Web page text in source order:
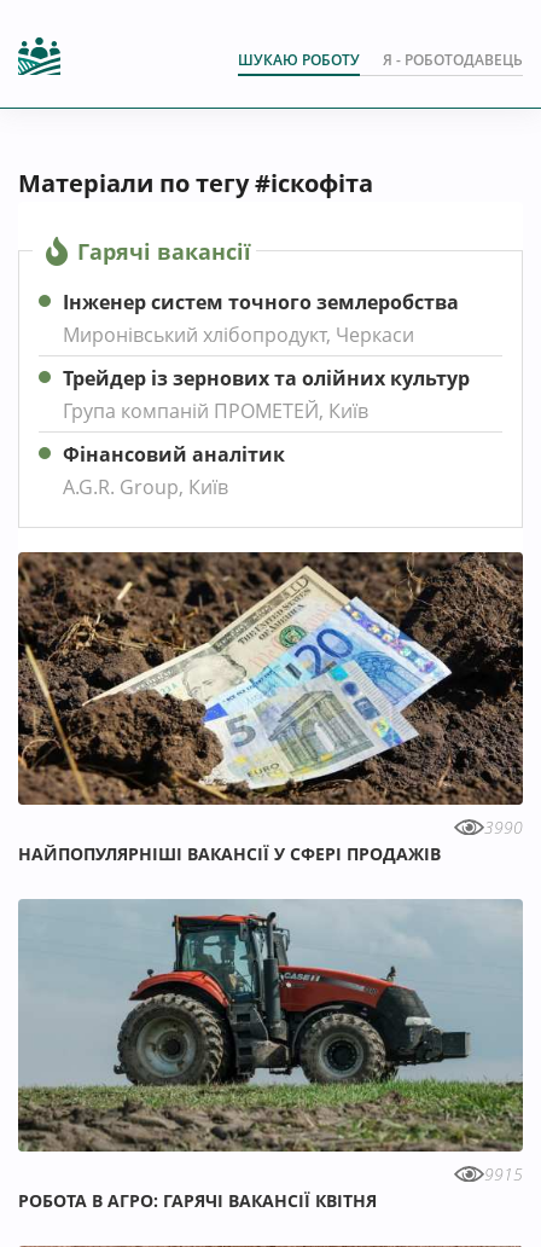
ШУКАЮ РОБОТУ Я - РОБОТОДАВЕЦЬ
Матеріали по тегу #іскофіта
3990
НАЙПОПУЛЯРНІШІ ВАКАНСІЇ У СФЕРІ ПРОДАЖІВ
9915
РОБОТА В АГРО: ГАРЯЧІ ВАКАНСІЇ КВІТНЯ
Гарячі вакансії
Інженер систем точного землеробства
Миронівський хлібопродукт, Черкаси
Трейдер із зернових та олійних культур
Група компаній ПРОМЕТЕЙ, Київ
Фінансовий аналітик
A.G.R. Group, Київ